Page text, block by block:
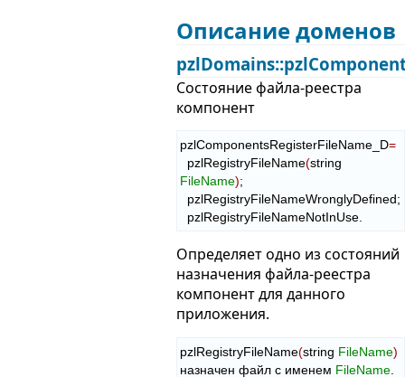
Описание доменов
Состояние файла-реестра
компонент
pzlComponentsRegisterFileName_D=
  pzlRegistryFileName
(
FileName);
  pzlRegistryFileNameNotInUse.
Определяет одно из состояний
назначения файла-реестра
компонент для данного
приложения.
pzlRegistryFileName(string FileName)
назначен файл с именем FileName